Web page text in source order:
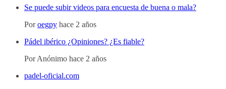
Se puede subir videos para encuesta de buena o mala?
Poroegpy hace 2 años
Pádel ibérico ¿Opiniones? ¿Es fiable?
PorAnónimo hace 2 años
padel-oficial.com